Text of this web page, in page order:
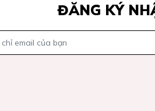
ĐĂNG KÝ